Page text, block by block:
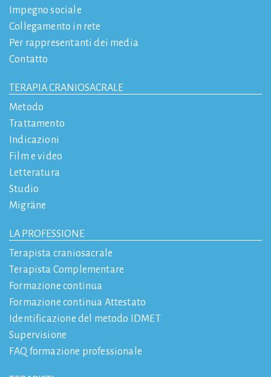
Impegno sociale
Collegamento in rete
Per rappresentanti dei media
Contatto
TERAPIA CRANIOSACRALE
Metodo
Trattamento
Indicazioni
Film e video
Letteratura
Studio
Migräne
LA PROFESSIONE
Terapista craniosacrale
Terapista Complementare
Formazione continua
Formazione continua Attestato
Identificazione del metodo IDMET
Supervisione
FAQ formazione professionale